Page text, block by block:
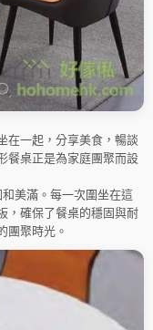
在一起，分享美食，暢談
餐桌正是為家庭團聚而設
美滿。每一次圍坐在這
，確保了餐桌的穩固與耐
團聚時光。